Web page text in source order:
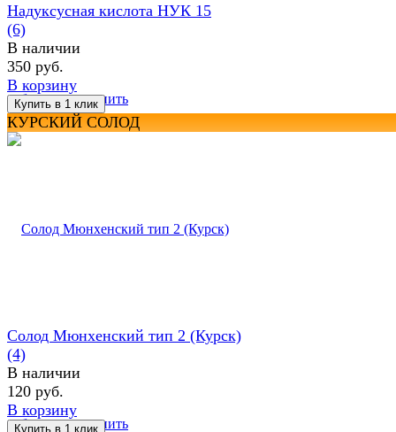
избранное сравнить
Надуксусная кислота НУК 15
(6)
В наличии
350 руб.
В корзину
КУРСКИЙ СОЛОД
избранное сравнить
Солод Мюнхенский тип 2 (Курск)
(4)
В наличии
120 руб.
В корзину